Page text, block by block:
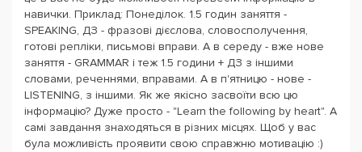
навички. Приклад: Понеділок. 1.5 годин заняття -
SPEAKING, ДЗ - фразові дієслова, словосполучення,
готові репліки, письмові вправи. А в середу - вже нове
заняття - GRAMMAR і теж 1.5 години + ДЗ з іншими
словами, реченнями, вправами. А в п'ятницю - нове -
LISTENING, з іншими. Як же якісно засвоїти всю цю
інформацію? Дуже просто - "Learn the following by heart". А
самі завдання знаходяться в різних місцях. Щоб у вас
була можливість проявити свою справжню мотивацію :)